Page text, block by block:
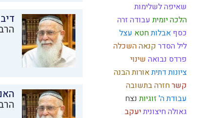
שאיפה לשלימות
הלכה יומיתעבודה זרה
כסף אבלותחטא עצל
ליל הסדר קנאההשכלה
פרדס נבואה שינוי
ציונות דתיתאורותהבנה
קשרחזרה בתשובה
עבודת ה' זוגיותנצח
גאולה חיצוניתיעקב